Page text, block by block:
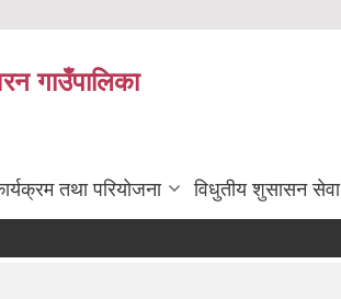
गाउँपालिका
तथा परियोजना विधुतीय शुसासन सेवा